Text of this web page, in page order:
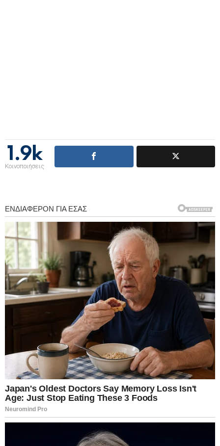
1.9k
Κοινοποιήσεις